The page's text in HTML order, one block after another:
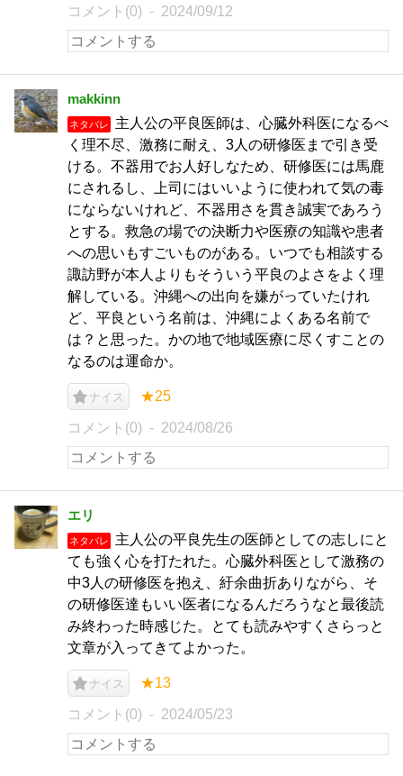
コメント(0) 2024/09/12
makkinn
ネタバレ
主人公の平良医師は、心臓外科医になるべ
く理不尽、激務に耐え、3人の研修医まで引き受
ける。不器用でお人好しなため、研修医には馬鹿
にされるし、上司にはいいように使われて気の毒
にならないけれど、不器用さを貫き誠実であろう
とする。救急の場での決断力や医療の知識や患者
への思いもすごいものがある。いつでも相談する
諏訪野が本人よりもそういう平良のよさをよく理
解している。沖縄への出向を嫌がっていたけれ
ど、平良という名前は、沖縄によくある名前で
は？と思った。かの地で地域医療に尽くすことの
なるのは運命か。
ナイス ★25
コメント(0) 2024/08/26
エリ
ネタバレ
主人公の平良先生の医師としての志しにと
ても強く心を打たれた。心臓外科医として激務の
中3人の研修医を抱え、紆余曲折ありながら、そ
の研修医達もいい医者になるんだろうなと最後読
み終わった時感じた。とても読みやすくさらっと
文章が入ってきてよかった。
ナイス ★13
コメント(0) 2024/05/23